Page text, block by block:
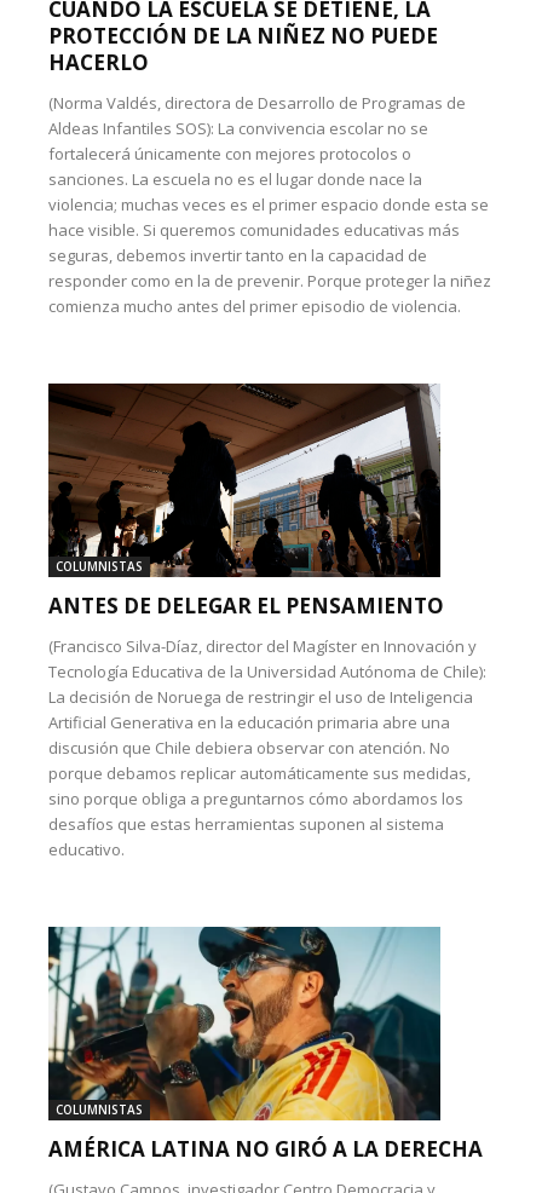
CUANDO LA ESCUELA SE DETIENE, LA
PROTECCIÓN DE LA NIÑEZ NO PUEDE
HACERLO
(Norma Valdés, directora de Desarrollo de Programas de
Aldeas Infantiles SOS): La convivencia escolar no se
fortalecerá únicamente con mejores protocolos o
sanciones. La escuela no es el lugar donde nace la
violencia; muchas veces es el primer espacio donde esta se
hace visible. Si queremos comunidades educativas más
seguras, debemos invertir tanto en la capacidad de
responder como en la de prevenir. Porque proteger la niñez
comienza mucho antes del primer episodio de violencia.
COLUMNISTAS
ANTES DE DELEGAR EL PENSAMIENTO
(Francisco Silva-Díaz, director del Magíster en Innovación y
Tecnología Educativa de la Universidad Autónoma de Chile):
La decisión de Noruega de restringir el uso de Inteligencia
Artificial Generativa en la educación primaria abre una
discusión que Chile debiera observar con atención. No
porque debamos replicar automáticamente sus medidas,
sino porque obliga a preguntarnos cómo abordamos los
desafíos que estas herramientas suponen al sistema
educativo.
COLUMNISTAS
AMÉRICA LATINA NO GIRÓ A LA DERECHA